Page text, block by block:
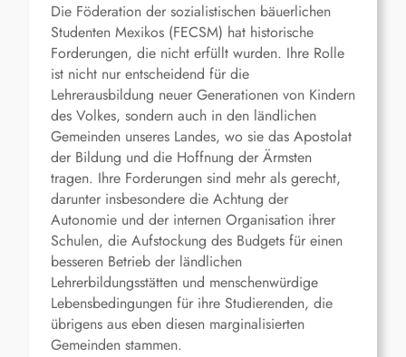
Die Föderation der sozialistischen bäuerlichen
Studenten Mexikos (FECSM) hat historische
Forderungen, die nicht erfüllt wurden. Ihre Rolle
ist nicht nur entscheidend für die
Lehrerausbildung neuer Generationen von Kindern
des Volkes, sondern auch in den ländlichen
Gemeinden unseres Landes, wo sie das Apostolat
der Bildung und die Hoffnung der Ärmsten
tragen. Ihre Forderungen sind mehr als gerecht,
darunter insbesondere die Achtung der
Autonomie und der internen Organisation ihrer
Schulen, die Aufstockung des Budgets für einen
besseren Betrieb der ländlichen
Lehrerbildungsstätten und menschenwürdige
Lebensbedingungen für ihre Studierenden, die
übrigens aus eben diesen marginalisierten
Gemeinden stammen.